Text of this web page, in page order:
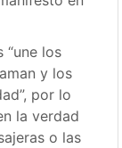
“une los
y los
por lo
la verdad
o las